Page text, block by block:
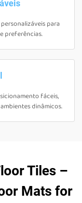
para
preferências.
fáceis,
dinâmicos.
Tiles –
Mats for